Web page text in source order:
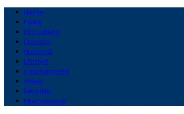
Home
Politik
Info Jateng
Ekonomi
Nasional
Lifestyle
Entertainment
Video
Pers Rilis
Internasional